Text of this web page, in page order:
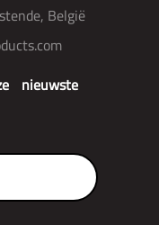
nieuwste
België